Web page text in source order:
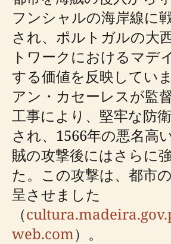
フンシャルの海岸線に
され、ポルトガルの大
トワークにおけるマデ
する価値を反映してい
アン・カセーレスが監
工事により、堅牢な防
され、1566年の悪名高
賊の攻撃後にはさらに
た。この攻撃は、都市
呈させました
（
web.com）。